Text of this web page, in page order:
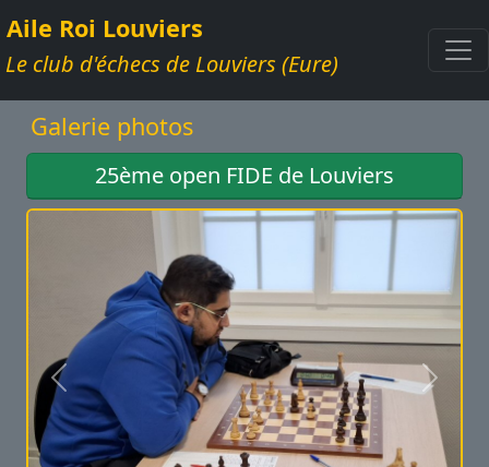
Aile Roi Louviers
Le club d'échecs de Louviers (Eure)
Galerie photos
25ème open FIDE de Louviers
Précédent Suivant